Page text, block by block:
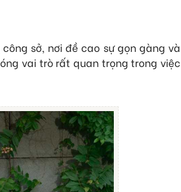
sở, nơi đề cao sự gọn gàng và
vai trò rất quan trọng trong việc